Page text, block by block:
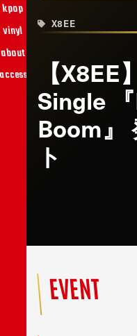
kpop
vinyl
about
X8EE
【
Single
Boom』
ト
EVENT